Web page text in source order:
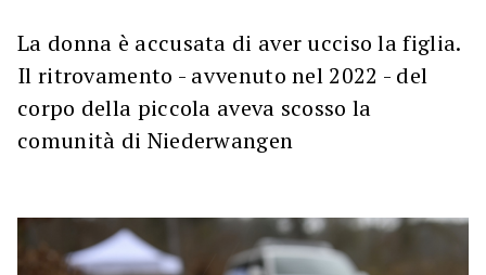
La donna è accusata di aver ucciso la figlia.
Il ritrovamento - avvenuto nel 2022 - del
corpo della piccola aveva scosso la
comunità di Niederwangen